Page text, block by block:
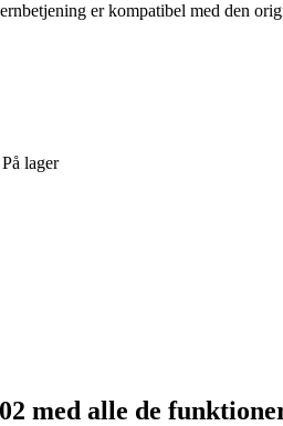
er kompatibel med den
På lager
med alle de